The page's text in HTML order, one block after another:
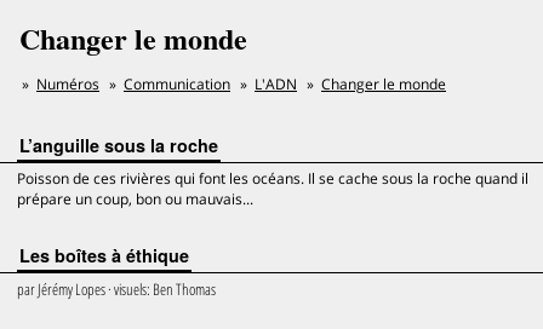
Changer le monde
Numéros Communication L'ADN Changer le monde
L’anguille sous la roche
Poisson de ces rivières qui font les océans. Il se cache sous la roche quand il
prépare un coup, bon ou mauvais...
Les boîtes à éthique
parJérémy Lopes· visuels: Ben Thomas